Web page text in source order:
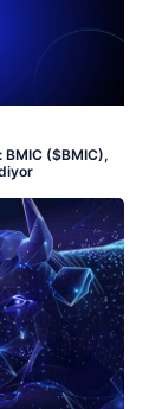
BMIC ($BMIC),